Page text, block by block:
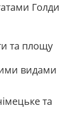
Голди
та площу
видами
та